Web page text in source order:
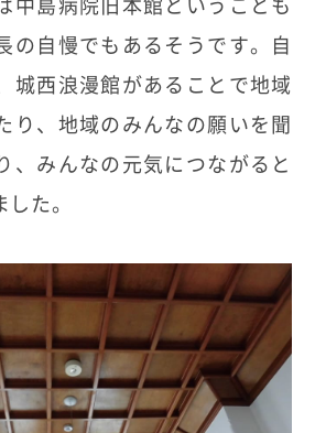
中島病院旧本館ということも
の自慢でもあるそうです。自
城西浪漫館があることで地域
り、地域のみんなの願いを聞
、みんなの元気につながると
た。